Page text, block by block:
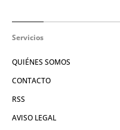
Servicios
QUIÉNES SOMOS
CONTACTO
RSS
AVISO LEGAL